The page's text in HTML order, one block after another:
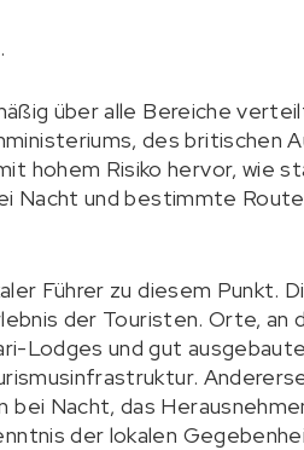
über alle Bereiche
des britischen
hohem Risiko hervor, wie
Nacht und bestimmte
Führer zu diesem Punkt.
der Touristen. Orte, an
Lodges und gut
bei Nacht, das
der lokalen